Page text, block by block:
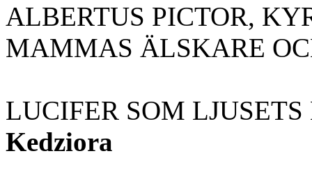
ALBERTUS PICTOR,
MAMMAS ÄLSKARE
LUCIFER SOM
Kedziora